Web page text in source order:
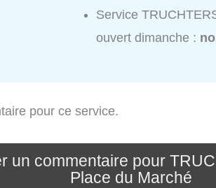
Service
ouvert dimanche :
pour ce service.
un commentaire pour
Place du Marché